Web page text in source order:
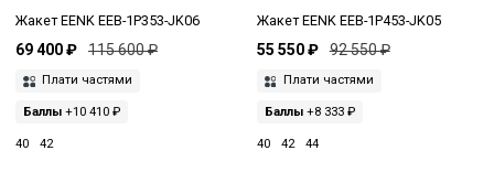
Жакет EENK EEB-1P353-JK06
69 400 ₽ 115 600 ₽
Плати частями
Баллы +10 410 ₽
40 42
Жакет EENK EEB-1P453-JK05
55 550 ₽ 92 550 ₽
Плати частями
Баллы+8 333 ₽
40 42 44